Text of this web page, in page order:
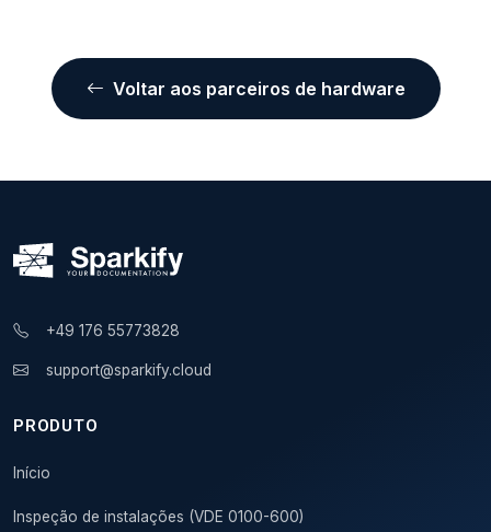
Voltar aos parceiros de hardware
+49 176 55773828
support@sparkify.cloud
PRODUTO
Início
Inspeção de instalações (VDE 0100-600)